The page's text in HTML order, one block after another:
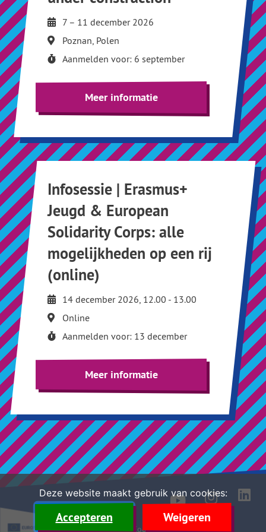
Deze website maakt gebruik van cookies:
Accepteren Weigeren
7 – 11 december 2026
Poznan, Polen
Aanmelden voor: 6 september
Meer informatie
Infosessie | Erasmus+
Jeugd & European
Solidarity Corps: alle
mogelijkheden op een rij
(online)
14 december 2026, 12.00 - 13.00
Online
Aanmelden voor: 13 december
Meer informatie
Disclaimer Cookies Toegankelijkheid